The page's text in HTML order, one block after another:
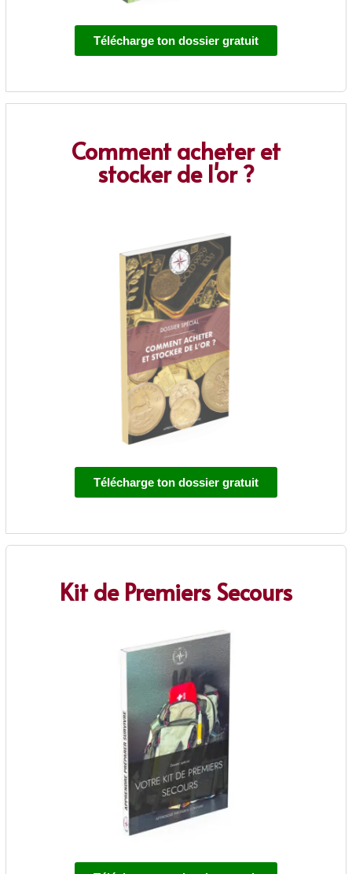
Télécharge ton dossier gratuit
Comment acheter et
stocker de l'or ?
Télécharge ton dossier gratuit
Kit de Premiers Secours